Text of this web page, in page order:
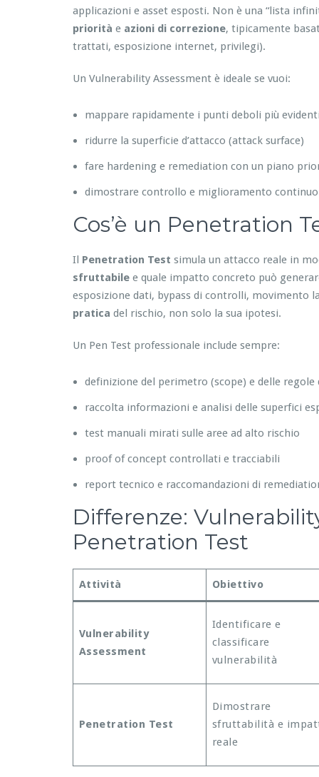
applicazioni e asset esposti. Non è una “lista
priorità e azioni di correzione, tipicamente
trattati, esposizione internet, privilegi).
Un Vulnerability Assessment è ideale se vuoi:
mappare rapidamente i punti deboli più
ridurre la superficie d’attacco (attack surface)
fare hardening e remediation con un piano
dimostrare controllo e miglioramento
Cos’è un Penetration
Il Penetration Test simula un attacco reale in
sfruttabile e quale impatto concreto può
esposizione dati, bypass di controlli, movimento
pratica del rischio, non solo la sua ipotesi.
Un Pen Test professionale include sempre:
definizione del perimetro (scope) e delle regole
raccolta informazioni e analisi delle superfici
test manuali mirati sulle aree ad alto rischio
proof of concept controllati e tracciabili
report tecnico e raccomandazioni di
Differenze:
Penetration Test
Attività Obiettivo
Vulnerability
Assessment
Identificare e
classificare
vulnerabilità
Penetration Test
Dimostrare
sfruttabilità e
reale